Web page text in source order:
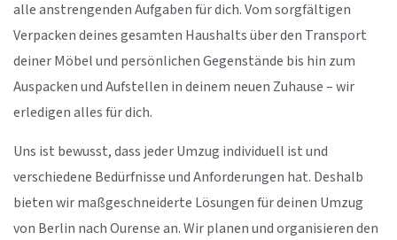
alle anstrengenden Aufgaben für dich. Vom sorgfältigen
Verpacken deines gesamten Haushalts über den Transport
deiner Möbel und persönlichen Gegenstände bis hin zum
Auspacken und Aufstellen in deinem neuen Zuhause – wir
erledigen alles für dich.
Uns ist bewusst, dass jeder Umzug individuell ist und
verschiedene Bedürfnisse und Anforderungen hat. Deshalb
bieten wir maßgeschneiderte Lösungen für deinen Umzug
von Berlin nach Ourense an. Wir planen und organisieren den